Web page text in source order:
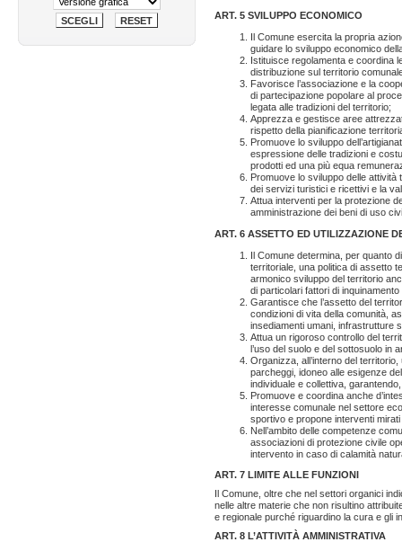
ART. 5 SVILUPPO ECONOMICO
Il Comune esercita la propria
guidare lo sviluppo economico
Istituisce regolamenta e coordina
distribuzione sul territorio
Favorisce l’associazione e la
di partecipazione popolare al
legata alle tradizioni del territorio;
Apprezza e gestisce aree
rispetto della pianificazione
Promuove lo sviluppo
espressione delle tradizioni e
prodotti ed una più equa
Promuove lo sviluppo delle
dei servizi turistici e ricettivi e la
Attua interventi per la protezione
amministrazione dei beni di uso
ART. 6 ASSETTO ED UTILIZZAZIONE
Il Comune determina, per quanto
territoriale, una politica di assetto
armonico sviluppo del territorio
di particolari fattori di
Garantisce che l’assetto del
condizioni di vita della comunità,
insediamenti umani, infrastrutture
Attua un rigoroso controllo del
l’uso del suolo e del sottosuolo in
Organizza, all’interno del
parcheggi, idoneo alle esigenze
individuale e collettiva,
Promuove e coordina anche
interesse comunale nel settore
sportivo e propone interventi
Nell’ambito delle competenze
associazioni di protezione civile
intervento in caso di calamità
ART. 7 LIMITE ALLE FUNZIONI
Il Comune, oltre che nel settori organici
nelle altre materie che non risultino
e regionale purché riguardino la cura e gli
ART. 8 L’ATTIVITÀ AMMINISTRATIVA